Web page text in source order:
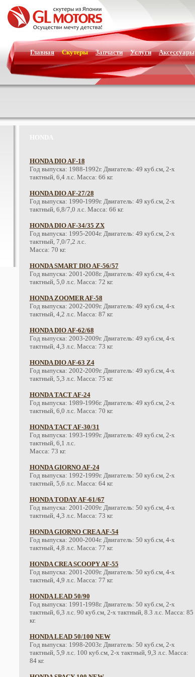
Главная Скутеры Запчасти Услуги Аксессуары
HONDA DIO AF-18
Год выпуска: 1988-1992г. Двигатель: 49 куб.см, 2-х
тактный, 6,4 л.с. Масса: 66 кг.
HONDA DIO AF-27/28
Год выпуска: 1990-1999г. Двигатель: 49 куб.см, 2-х
тактный, 6,8/7,0 л.с. Масса: 66 кг.
HONDA DIO AF-34/35 ZX
Год выпуска: 1995-2004г. Двигатель: 49 куб.см, 2-х
тактный, 7,0/7,2 л.с.
Масса: 70 кг.
HONDA SMART DIO AF-56/57
Год выпуска: 2001-2008г. Двигатель: 49 куб.см, 4-х
тактный, 5,0 л.с. Масса: 72 кг.
HONDA ZOOMER AF-58
Год выпуска: 2002-2009г. Двигатель: 49 куб.см, 4-х
тактный, 4,2 л.с. Масса: 87 кг.
HONDA DIO AF-62/68
Год выпуска: 2003-2009г. Двигатель: 49 куб.см, 4-х
тактный, 4,3 л.с. Масса: 73 кг.
HONDA DIO AF-63 Z4
Год выпуска: 2002-2009г. Двигатель: 49 куб.см, 4-х
тактный, 5,3 л.с. Масса: 75 кг.
HONDA TACT AF-24
Год выпуска: 1989-1996г. Двигатель: 49 куб.см, 2-х
тактный, 6,0 л.с. Масса: 70 кг.
HONDA TACT AF-30/31
Год выпуска: 1993-1999г. Двигатель: 49 куб.см, 2-х
тактный, 6,1 л.с.
Масса: 73 кг.
HONDA GIORNO AF-24
Год выпуска: 1992-1999г. Двигатель: 50 куб.см, 2-х
тактный, 5,6 л.с. Масса: 64 кг.
HONDA TODAY AF-61/67
Год выпуска: 2001-2009г. Двигатель: 50 куб.см, 4-х
тактный, 4,3 л.с. Масса: 73 кг.
HONDA GIORNO CREA AF-54
Год выпуска: 2000-2004г. Двигатель: 50 куб.см, 4-х
тактный, 4,8 л.с. Масса: 77 кг.
HONDA CREA SCOOPY AF-55
Год выпуска: 2001-2009г. Двигатель: 50 куб.см, 4-х
тактный, 4,9 л.с. Масса: 77 кг.
HONDA LEAD 50/90
Год выпуска: 1991-1998г. Двигатель: 50 куб.см, 2-х
тактный, 6,3 л.с. 90 куб.см, 2-х тактный, 8.3 л.с. Масса: 85
кг.
HONDA LEAD 50/100 NEW
Год выпуска: 1998-2003г. Двигатель: 50 куб.см, 2-х
тактный, 5,9 л.с. 100 куб.см, 2-х тактный, 9,3 л.с. Масса:
84 кг.